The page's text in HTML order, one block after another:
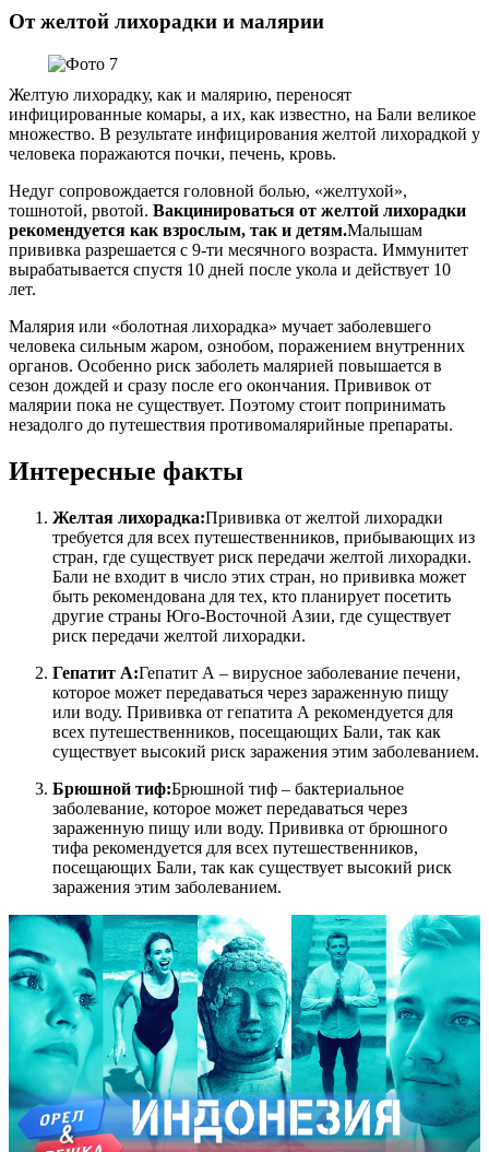
От желтой лихорадки и малярии
Желтую лихорадку, как и малярию, переносят
инфицированные комары, а их, как известно, на Бали великое
множество. В результате инфицирования желтой лихорадкой у
человека поражаются почки, печень, кровь.
Недуг сопровождается головной болью, «желтухой»,
тошнотой, рвотой. Вакцинироваться от желтой лихорадки
рекомендуется как взрослым, так и детям.Малышам
прививка разрешается с 9-ти месячного возраста. Иммунитет
вырабатывается спустя 10 дней после укола и действует 10
лет.
Малярия или «болотная лихорадка» мучает заболевшего
человека сильным жаром, ознобом, поражением внутренних
органов. Особенно риск заболеть малярией повышается в
сезон дождей и сразу после его окончания. Прививок от
малярии пока не существует. Поэтому стоит попринимать
незадолго до путешествия противомалярийные препараты.
Интересные факты
Желтая лихорадка:Прививка от желтой лихорадки
требуется для всех путешественников, прибывающих из
стран, где существует риск передачи желтой лихорадки.
Бали не входит в число этих стран, но прививка может
быть рекомендована для тех, кто планирует посетить
другие страны Юго-Восточной Азии, где существует
риск передачи желтой лихорадки.
Гепатит А:Гепатит А – вирусное заболевание печени,
которое может передаваться через зараженную пищу
или воду. Прививка от гепатита А рекомендуется для
всех путешественников, посещающих Бали, так как
существует высокий риск заражения этим заболеванием.
Брюшной тиф:Брюшной тиф – бактериальное
заболевание, которое может передаваться через
зараженную пищу или воду. Прививка от брюшного
тифа рекомендуется для всех путешественников,
посещающих Бали, так как существует высокий риск
заражения этим заболеванием.